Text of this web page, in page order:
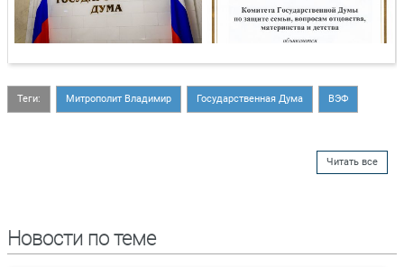
Теги: Митрополит Владимир Государственная Дума ВЭФ
Читать все
Новости по теме